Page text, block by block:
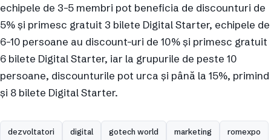
echipele de 3-5 membri pot beneficia de discounturi de
5% și primesc gratuit 3 bilete Digital Starter, echipele de
6-10 persoane au discount-uri de 10% și primesc gratuit
6 bilete Digital Starter, iar la grupurile de peste 10
persoane, discounturile pot urca și până la 15%, primind
și 8 bilete Digital Starter.
dezvoltatori digital gotech world marketing romexpo